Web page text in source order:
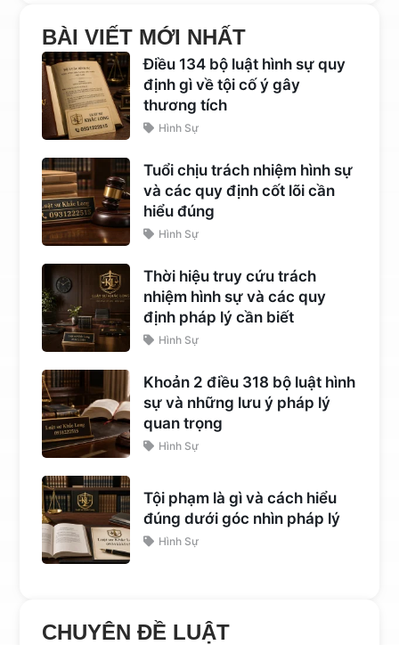
BÀI VIẾT MỚI NHẤT
Điều 134 bộ luật hình sự quy
định gì về tội cố ý gây
thương tích
Hình Sự
Tuổi chịu trách nhiệm hình sự
và các quy định cốt lõi cần
hiểu đúng
Hình Sự
Thời hiệu truy cứu trách
nhiệm hình sự và các quy
định pháp lý cần biết
Hình Sự
Khoản 2 điều 318 bộ luật hình
sự và những lưu ý pháp lý
quan trọng
Hình Sự
Tội phạm là gì và cách hiểu
đúng dưới góc nhìn pháp lý
Hình Sự
CHUYÊN ĐỀ LUẬT